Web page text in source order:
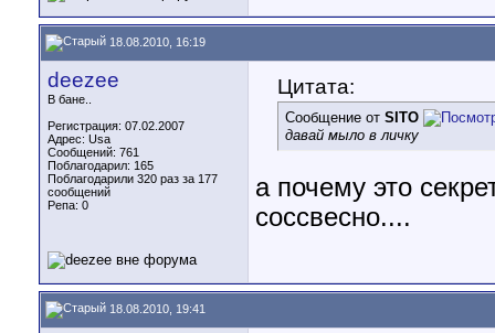
18.08.2010, 16:19
deezee
В бане..
Регистрация: 07.02.2007
Адрес: Usa
Сообщений: 761
Поблагодарил: 165
Поблагодарили 320 раз за 177
сообщений
Репа: 0
Цитата:
Сообщение от SITO
давай мыло в личку
а почему это
соссвесно....
18.08.2010, 19:41